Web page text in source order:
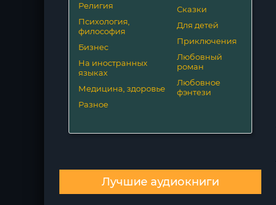
Религия
Психология,
философия
Бизнес
На иностранных
языках
Медицина, здоровье
Разное
Сказки
Для детей
Приключения
Любовный
роман
Любовное
фэнтези
Лучшие аудиокниги